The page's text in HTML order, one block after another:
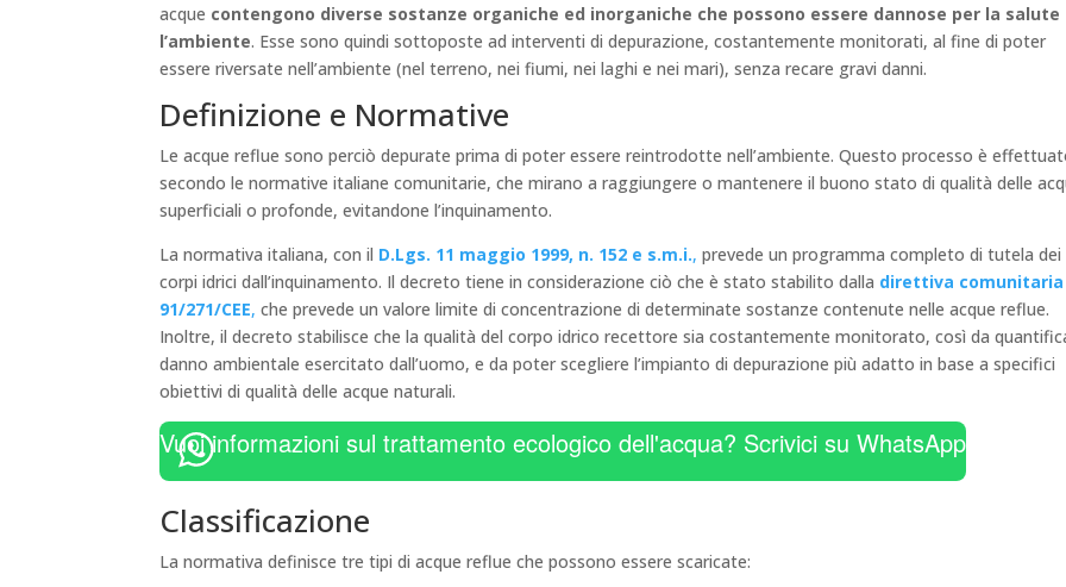
acque contengono diverse sostanze organiche ed inorganiche che possono essere dannose per la salute
l’ambiente. Esse sono quindi sottoposte ad interventi di depurazione, costantemente monitorati, al fine di poter
essere riversate nell’ambiente (nel terreno, nei fiumi, nei laghi e nei mari), senza recare gravi danni.
Definizione e Normative
Le acque reflue sono perciò depurate prima di poter essere reintrodotte nell’ambiente. Questo processo è
secondo le normative italiane comunitarie, che mirano a raggiungere o mantenere il buono stato di qualità delle
superficiali o profonde, evitandone l’inquinamento.
La normativa italiana, con il D.Lgs. 11 maggio 1999, n. 152 e s.m.i., prevede un programma completo di tutela dei
corpi idrici dall’inquinamento. Il decreto tiene in considerazione ciò che è stato stabilito dalla direttiva comunitaria
91/271/CEE, che prevede un valore limite di concentrazione di determinate sostanze contenute nelle acque reflue.
Inoltre, il decreto stabilisce che la qualità del corpo idrico recettore sia costantemente monitorato, così da
danno ambientale esercitato dall’uomo, e da poter scegliere l’impianto di depurazione più adatto in base a specifici
obiettivi di qualità delle acque naturali.
Vuoi informazioni sul trattamento ecologico dell'acqua? Scrivici su WhatsApp
Classificazione
La normativa definisce tre tipi di acque reflue che possono essere scaricate: